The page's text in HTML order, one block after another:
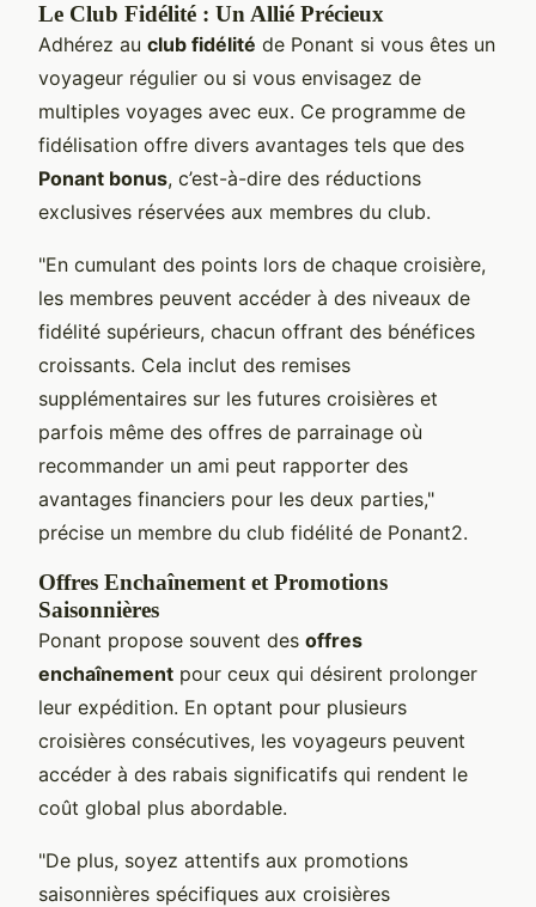
Le Club Fidélité : Un Allié Précieux
Adhérez au club fidélité de Ponant si vous êtes un
voyageur régulier ou si vous envisagez de
multiples voyages avec eux. Ce programme de
fidélisation offre divers avantages tels que des
Ponant bonus, c’est-à-dire des réductions
exclusives réservées aux membres du club.
"En cumulant des points lors de chaque croisière,
les membres peuvent accéder à des niveaux de
fidélité supérieurs, chacun offrant des bénéfices
croissants. Cela inclut des remises
supplémentaires sur les futures croisières et
parfois même des offres de parrainage où
recommander un ami peut rapporter des
avantages financiers pour les deux parties,"
précise un membre du club fidélité de Ponant2.
Offres Enchaînement et Promotions
Saisonnières
Ponant propose souvent des offres
enchaînement pour ceux qui désirent prolonger
leur expédition. En optant pour plusieurs
croisières consécutives, les voyageurs peuvent
accéder à des rabais significatifs qui rendent le
coût global plus abordable.
"De plus, soyez attentifs aux promotions
saisonnières spécifiques aux croisières